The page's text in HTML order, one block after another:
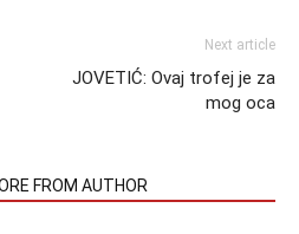
Next article
JOVETIĆ: Ovaj trofej je za
mog oca
FROM AUTHOR